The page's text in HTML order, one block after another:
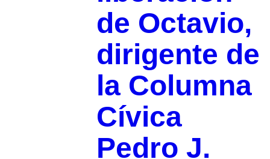
de Octavio,
dirigente de
la Columna
Cívica
Pedro J.